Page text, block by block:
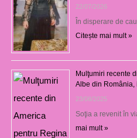
22/07/2026
În disperare de
Citește mai mult »
Mulţumiri recente
Albe din România,
23/08/2025
Soţia a revenit în
mai mult »